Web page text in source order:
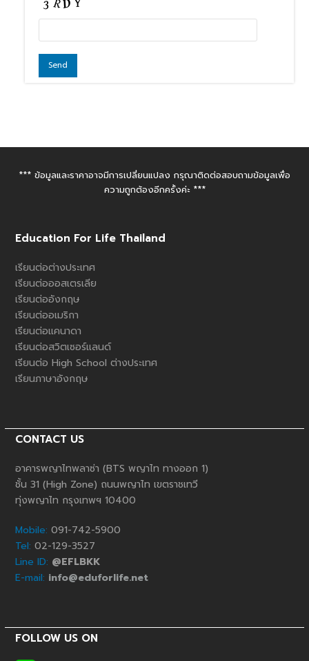
*** ข้อมูลและราคาอาจมีการเปลี่ยนแปลง กรุณาติดต่อสอบถามข้อมูลเพื่อ
ความถูกต้องอีกครั้งค่ะ ***
Education For Life Thailand
เรียนต่อต่างประเทศ
เรียนต่อออสเตรเลีย
เรียนต่ออังกฤษ
เรียนต่ออเมริกา
เรียนต่อแคนาดา
เรียนต่อสวิตเซอร์แลนด์
เรียนต่อ High School ต่างประเทศ
เรียนภาษาอังกฤษ
CONTACT US
อาคารพญาไทพลาซ่า (BTS พญาไท ทางออก 1)
ชั้น 31 (High Zone) ถนนพญาไท เขตราชเทวี
ทุ่งพญาไท กรุงเทพฯ 10400
Mobile: 091-742-5900
Tel: 02-129-3527
Line ID: @EFLBKK
E-mail: info@eduforlife.net
FOLLOW US ON